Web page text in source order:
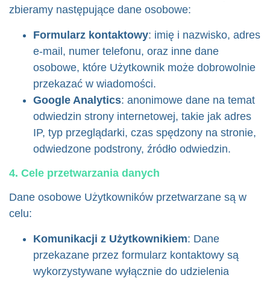
zbieramy następujące dane osobowe:
Formularz kontaktowy: imię i nazwisko, adres
e-mail, numer telefonu, oraz inne dane
osobowe, które Użytkownik może dobrowolnie
przekazać w wiadomości.
Google Analytics: anonimowe dane na temat
odwiedzin strony internetowej, takie jak adres
IP, typ przeglądarki, czas spędzony na stronie,
odwiedzone podstrony, źródło odwiedzin.
4. Cele przetwarzania danych
Dane osobowe Użytkowników przetwarzane są w
celu:
Komunikacji z Użytkownikiem: Dane
przekazane przez formularz kontaktowy są
wykorzystywane wyłącznie do udzielenia